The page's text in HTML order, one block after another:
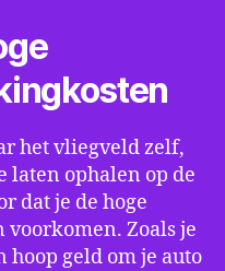
het vliegveld zelf,
laten ophalen op de
dat je de hoge
Zoals je
geld om je auto